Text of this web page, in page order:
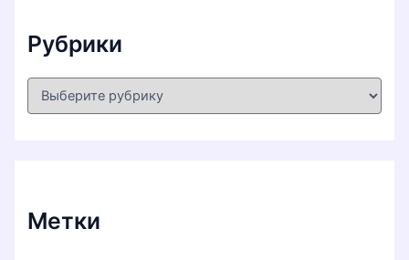
Рубрики
Р
Метки